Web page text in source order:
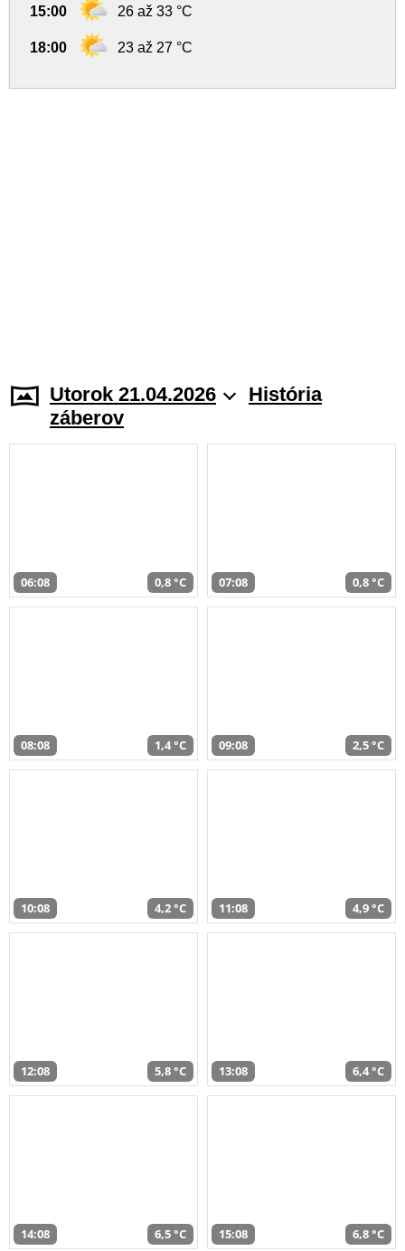
15:00 26 až 33 °C
18:00 23 až 27 °C
Utorok 21.04.2026
História
záberov
06:08 0,8 °C 07:08 0,8 °C
08:08 1,4 °C 09:08 2,5 °C
10:08 4,2 °C 11:08 4,9 °C
12:08 5,8 °C 13:08 6,4 °C
14:08 6,5 °C 15:08 6,8 °C